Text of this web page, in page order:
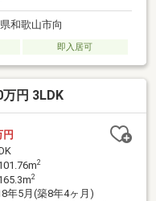
和歌山市向
即入居可
円 3LDK
円
2
2
年5月(築8年4ヶ月)